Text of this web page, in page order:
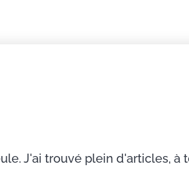
J'ai trouvé plein d'articles, à